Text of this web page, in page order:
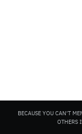
BECAUSE YOU CAN'T
OTHERS